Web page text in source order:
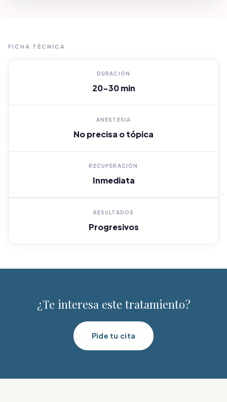
FICHA TÉCNICA
DURACIÓN
20-30 min
ANESTESIA
No precisa o tópica
RECUPERACIÓN
Inmediata
RESULTADOS
Progresivos
¿Te interesa este tratamiento?
Pide tu cita